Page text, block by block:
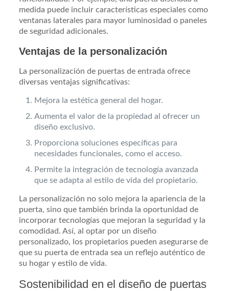
medida puede incluir características especiales como
ventanas laterales para mayor luminosidad o paneles
de seguridad adicionales.
Ventajas de la personalización
La personalización de puertas de entrada ofrece
diversas ventajas significativas:
Mejora la estética general del hogar.
Aumenta el valor de la propiedad al ofrecer un
diseño exclusivo.
Proporciona soluciones específicas para
necesidades funcionales, como el acceso.
Permite la integración de tecnología avanzada
que se adapta al estilo de vida del propietario.
La personalización no solo mejora la apariencia de la
puerta, sino que también brinda la oportunidad de
incorporar tecnologías que mejoran la seguridad y la
comodidad. Así, al optar por un diseño
personalizado, los propietarios pueden asegurarse de
que su puerta de entrada sea un reflejo auténtico de
su hogar y estilo de vida.
Sostenibilidad en el diseño de puertas